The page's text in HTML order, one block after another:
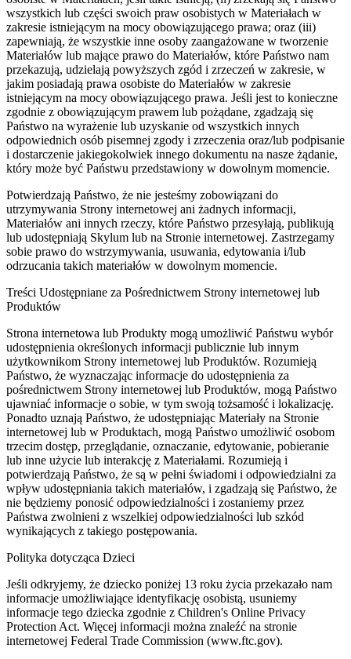
wszystkich lub części swoich praw osobistych w Materiałach w
zakresie istniejącym na mocy obowiązującego prawa; oraz (iii)
zapewniają, że wszystkie inne osoby zaangażowane w tworzenie
Materiałów lub mające prawo do Materiałów, które Państwo nam
przekazują, udzielają powyższych zgód i zrzeczeń w zakresie, w
jakim posiadają prawa osobiste do Materiałów w zakresie
istniejącym na mocy obowiązującego prawa. Jeśli jest to konieczne
zgodnie z obowiązującym prawem lub pożądane, zgadzają się
Państwo na wyrażenie lub uzyskanie od wszystkich innych
odpowiednich osób pisemnej zgody i zrzeczenia oraz/lub podpisanie
i dostarczenie jakiegokolwiek innego dokumentu na nasze żądanie,
który może być Państwu przedstawiony w dowolnym momencie.
Potwierdzają Państwo, że nie jesteśmy zobowiązani do
utrzymywania Strony internetowej ani żadnych informacji,
Materiałów ani innych rzeczy, które Państwo przesyłają, publikują
lub udostępniają Skylum lub na Stronie internetowej. Zastrzegamy
sobie prawo do wstrzymywania, usuwania, edytowania i/lub
odrzucania takich materiałów w dowolnym momencie.
Treści Udostępniane za Pośrednictwem Strony internetowej lub
Produktów
Strona internetowa lub Produkty mogą umożliwić Państwu wybór
udostępnienia określonych informacji publicznie lub innym
użytkownikom Strony internetowej lub Produktów. Rozumieją
Państwo, że wyznaczając informacje do udostępnienia za
pośrednictwem Strony internetowej lub Produktów, mogą Państwo
ujawniać informacje o sobie, w tym swoją tożsamość i lokalizację.
Ponadto uznają Państwo, że udostępniając Materiały na Stronie
internetowej lub w Produktach, mogą Państwo umożliwić osobom
trzecim dostęp, przeglądanie, oznaczanie, edytowanie, pobieranie
lub inne użycie lub interakcję z Materiałami. Rozumieją i
potwierdzają Państwo, że są w pełni świadomi i odpowiedzialni za
wpływ udostępniania takich materiałów, i zgadzają się Państwo, że
nie będziemy ponosić odpowiedzialności i zostaniemy przez
Państwa zwolnieni z wszelkiej odpowiedzialności lub szkód
wynikających z takiego postępowania.
Polityka dotycząca Dzieci
Jeśli odkryjemy, że dziecko poniżej 13 roku życia przekazało nam
informacje umożliwiające identyfikację osobistą, usuniemy
informacje tego dziecka zgodnie z Children's Online Privacy
Protection Act. Więcej informacji można znaleźć na stronie
internetowej Federal Trade Commission (www.ftc.gov).